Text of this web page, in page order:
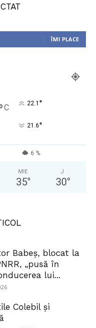
ÎMI PLACE
C 22.1 °
21.6°
6 %
MIE
35°
J
30°
Babeș, blocat la
„pusă în
lui...
Colebil și